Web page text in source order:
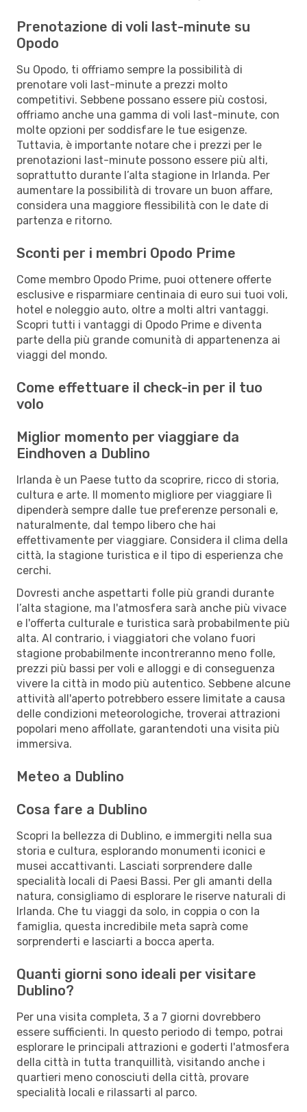
Prenotazione di voli last-minute su
Opodo
Su Opodo, ti offriamo sempre la possibilità di
prenotare voli last-minute a prezzi molto
competitivi. Sebbene possano essere più costosi,
offriamo anche una gamma di voli last-minute, con
molte opzioni per soddisfare le tue esigenze.
Tuttavia, è importante notare che i prezzi per le
prenotazioni last-minute possono essere più alti,
soprattutto durante l’alta stagione in Irlanda. Per
aumentare la possibilità di trovare un buon affare,
considera una maggiore flessibilità con le date di
partenza e ritorno.
Sconti per i membri Opodo Prime
Come membro Opodo Prime, puoi ottenere offerte
esclusive e risparmiare centinaia di euro sui tuoi voli,
hotel e noleggio auto, oltre a molti altri vantaggi.
Scopri tutti i vantaggi di Opodo Prime e diventa
parte della più grande comunità di appartenenza ai
viaggi del mondo.
Come effettuare il check-in per il tuo
volo
Miglior momento per viaggiare da
Eindhoven a Dublino
Irlanda è un Paese tutto da scoprire, ricco di storia,
cultura e arte. Il momento migliore per viaggiare lì
dipenderà sempre dalle tue preferenze personali e,
naturalmente, dal tempo libero che hai
effettivamente per viaggiare. Considera il clima della
città, la stagione turistica e il tipo di esperienza che
cerchi.
Dovresti anche aspettarti folle più grandi durante
l’alta stagione, ma l'atmosfera sarà anche più vivace
e l'offerta culturale e turistica sarà probabilmente più
alta. Al contrario, i viaggiatori che volano fuori
stagione probabilmente incontreranno meno folle,
prezzi più bassi per voli e alloggi e di conseguenza
vivere la città in modo più autentico. Sebbene alcune
attività all'aperto potrebbero essere limitate a causa
delle condizioni meteorologiche, troverai attrazioni
popolari meno affollate, garantendoti una visita più
immersiva.
Meteo a Dublino
Cosa fare a Dublino
Scopri la bellezza di Dublino, e immergiti nella sua
storia e cultura, esplorando monumenti iconici e
musei accattivanti. Lasciati sorprendere dalle
specialità locali di Paesi Bassi. Per gli amanti della
natura, consigliamo di esplorare le riserve naturali di
Irlanda. Che tu viaggi da solo, in coppia o con la
famiglia, questa incredibile meta saprà come
sorprenderti e lasciarti a bocca aperta.
Quanti giorni sono ideali per visitare
Dublino?
Per una visita completa, 3 a 7 giorni dovrebbero
essere sufficienti. In questo periodo di tempo, potrai
esplorare le principali attrazioni e goderti l'atmosfera
della città in tutta tranquillità, visitando anche i
quartieri meno conosciuti della città, provare
specialità locali e rilassarti al parco.